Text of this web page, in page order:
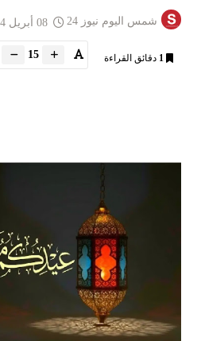
شمس اليوم نيوز 24
1 دقائق القراءة 15